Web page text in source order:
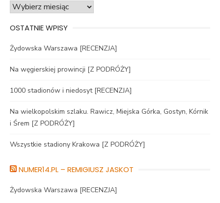
Archiwa
OSTATNIE WPISY
Żydowska Warszawa [RECENZJA]
Na węgierskiej prowincji [Z PODRÓŻY]
1000 stadionów i niedosyt [RECENZJA]
Na wielkopolskim szlaku. Rawicz, Miejska Górka, Gostyn, Kórnik
i Śrem [Z PODRÓŻY]
Wszystkie stadiony Krakowa [Z PODRÓŻY]
NUMER14.PL – REMIGIUSZ JASKOT
Żydowska Warszawa [RECENZJA]